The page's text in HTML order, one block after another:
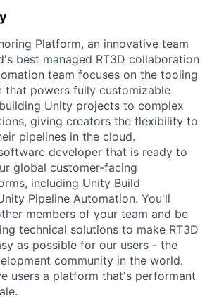
Platform, an innovative team
best managed RT3D collaboration
team focuses on the tooling
that powers fully customizable
Unity projects to complex
giving creators the flexibility to
pipelines in the cloud.
developer that is ready to
global customer-facing
including Unity Build
Pipeline Automation. You'll
members of your team and be
technical solutions to make RT3D
as possible for our users - the
community in the world.
users a platform that's performant